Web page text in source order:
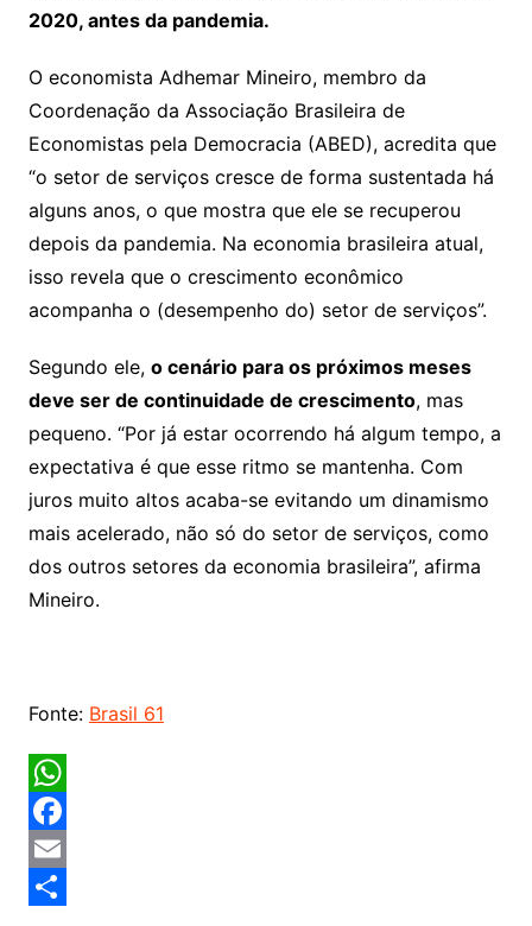
2020, antes da pandemia.
O economista Adhemar Mineiro, membro da
Coordenação da Associação Brasileira de
Economistas pela Democracia (ABED), acredita que
“o setor de serviços cresce de forma sustentada há
alguns anos, o que mostra que ele se recuperou
depois da pandemia. Na economia brasileira atual,
isso revela que o crescimento econômico
acompanha o (desempenho do) setor de serviços”.
Segundo ele, o cenário para os próximos meses
deve ser de continuidade de crescimento, mas
pequeno. “Por já estar ocorrendo há algum tempo, a
expectativa é que esse ritmo se mantenha. Com
juros muito altos acaba-se evitando um dinamismo
mais acelerado, não só do setor de serviços, como
dos outros setores da economia brasileira”, afirma
Mineiro.
Fonte: Brasil 61
W
h
a
F
aE